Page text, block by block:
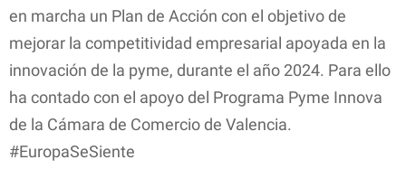
en marcha un Plan de Acción con el objetivo de
mejorar la competitividad empresarial apoyada en la
innovación de la pyme, durante el año 2024. Para ello
ha contado con el apoyo del Programa Pyme Innova
de la Cámara de Comercio de Valencia.
#EuropaSeSiente